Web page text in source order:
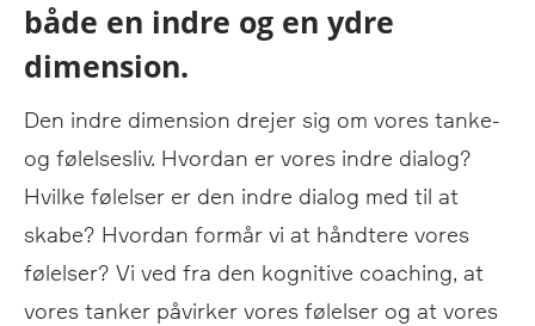
både en indre og en ydre
dimension.
Den indre dimension drejer sig om vores tanke-
og følelsesliv. Hvordan er vores indre dialog?
Hvilke følelser er den indre dialog med til at
skabe? Hvordan formår vi at håndtere vores
følelser? Vi ved fra den kognitive coaching, at
vores tanker påvirker vores følelser og at vores